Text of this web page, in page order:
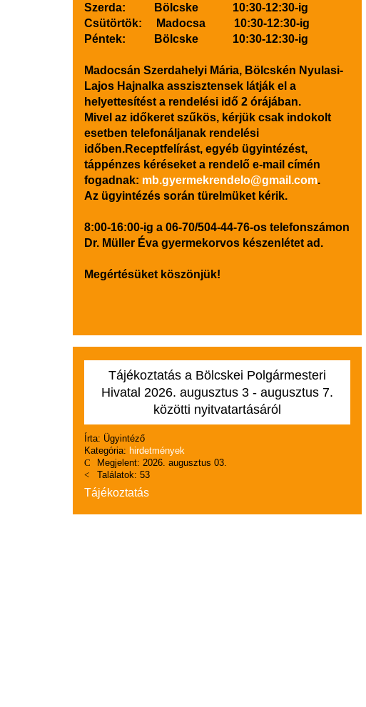
Szerda: Bölcske 10:30-12:30-ig
Csütörtök: Madocsa 10:30-12:30-ig
Péntek: Bölcske 10:30-12:30-ig
Madocsán Szerdahelyi Mária, Bölcskén Nyulasi-
Lajos Hajnalka asszisztensek látják el a
helyettesítést a rendelési idő 2 órájában.
Mivel az időkeret szűkös, kérjük csak indokolt
esetben telefonáljanak rendelési
időben.Receptfelírást, egyéb ügyintézést,
táppénzes kéréseket a rendelő e-mail címén
fogadnak: mb.gyermekrendelo@gmail.com.
Az ügyintézés során türelmüket kérik.
8:00-16:00-ig a 06-70/504-44-76-os telefonszámon
Dr. Müller Éva gyermekorvos készenlétet ad.
Megértésüket köszönjük!
Tájékoztatás a Bölcskei Polgármesteri
Hivatal 2026. augusztus 3 - augusztus 7.
közötti nyitvatartásáról
Írta: Ügyintéző
Kategória: hirdetmények
Megjelent: 2026. augusztus 03.
Találatok: 53
Tájékoztatás